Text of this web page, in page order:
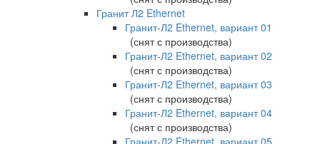
Гранит Л2 Ethernet
Гранит-Л2 Ethernet, вариант 01
(снят с производства)
Гранит-Л2 Ethernet, вариант 02
(снят с производства)
Гранит-Л2 Ethernet, вариант 03
(снят с производства)
Гранит-Л2 Ethernet, вариант 04
(снят с производства)
Гранит-Л2 Ethernet, вариант 05